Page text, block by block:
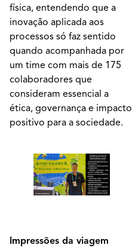
física, entendendo que a
inovação aplicada aos
processos só faz sentido
quando acompanhada por
um time com mais de 175
colaboradores que
consideram essencial a
ética, governança e impacto
positivo para a sociedade.
Impressões da viagem